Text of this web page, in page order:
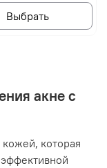
Выбрать
акне с
которая